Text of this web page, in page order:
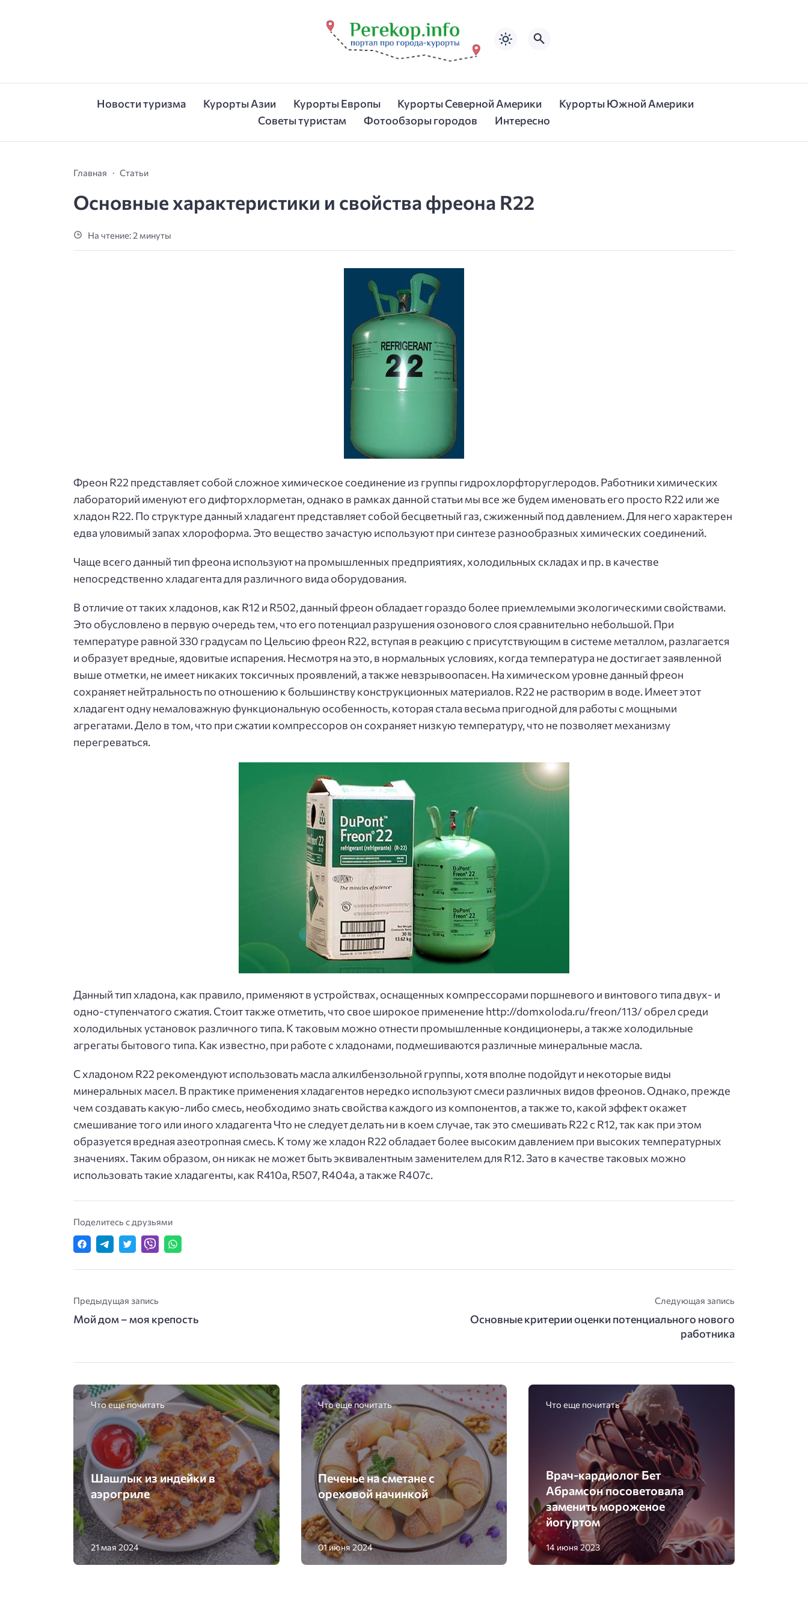
Новости туризма Курорты Азии Курорты Европы Курорты Северной Америки
Курорты Южной Америки
Советы туристам
Фотообзоры городов Интересно
Главная Статьи
Основные характеристики и свойства фреона R22
На чтение: 2 минуты
Фреон R22 представляет собой сложное химическое соединение из группы гидрохлорфторуглеродов. Работники химических
лабораторий именуют его дифторхлорметан, однако в рамках данной статьи мы все же будем именовать его просто R22 или же
хладон R22. По структуре данный хладагент представляет собой бесцветный газ, сжиженный под давлением. Для него характерен
едва уловимый запах хлороформа. Это вещество зачастую используют при синтезе разнообразных химических соединений.
Чаще всего данный тип фреона используют на промышленных предприятиях, холодильных складах и пр. в качестве
непосредственно хладагента для различного вида оборудования.
В отличие от таких хладонов, как R12 и R502, данный фреон обладает гораздо более приемлемыми экологическими свойствами.
Это обусловлено в первую очередь тем, что его потенциал разрушения озонового слоя сравнительно небольшой. При
температуре равной 330 градусам по Цельсию фреон R22, вступая в реакцию с присутствующим в системе металлом, разлагается
и образует вредные, ядовитые испарения. Несмотря на это, в нормальных условиях, когда температура не достигает заявленной
выше отметки, не имеет никаких токсичных проявлений, а также невзрывоопасен. На химическом уровне данный фреон
сохраняет нейтральность по отношению к большинству конструкционных материалов. R22 не растворим в воде. Имеет этот
хладагент одну немаловажную функциональную особенность, которая стала весьма пригодной для работы с мощными
агрегатами. Дело в том, что при сжатии компрессоров он сохраняет низкую температуру, что не позволяет механизму
перегреваться.
Данный тип хладона, как правило, применяют в устройствах, оснащенных компрессорами поршневого и винтового типа двух- и
одно-ступенчатого сжатия. Стоит также отметить, что свое широкое применение http://domxoloda.ru/freon/113/ обрел среди
холодильных установок различного типа. К таковым можно отнести промышленные кондиционеры, а также холодильные
агрегаты бытового типа. Как известно, при работе с хладонами, подмешиваются различные минеральные масла.
С хладоном R22 рекомендуют использовать масла алкилбензольной группы, хотя вполне подойдут и некоторые виды
минеральных масел. В практике применения хладагентов нередко используют смеси различных видов фреонов. Однако, прежде
чем создавать какую-либо смесь, необходимо знать свойства каждого из компонентов, а также то, какой эффект окажет
смешивание того или иного хладагента Что не следует делать ни в коем случае, так это смешивать R22 с R12, так как при этом
образуется вредная азеотропная смесь. К тому же хладон R22 обладает более высоким давлением при высоких температурных
значениях. Таким образом, он никак не может быть эквивалентным заменителем для R12. Зато в качестве таковых можно
использовать такие хладагенты, как R410a, R507, R404a, а также R407c.
Поделитесь с друзьями
Предыдущая запись
Мой дом – моя крепость
Следующая запись
Основные критерии оценки потенциального нового
работника
Что еще почитать
Шашлык из индейки в
аэрогриле
21 мая 2024
Что еще почитать
Печенье на сметане с
ореховой начинкой
01 июня 2024
Что еще почитать
Врач-кардиолог Бет
Абрамсон посоветовала
заменить мороженое
йогуртом
14 июня 2023